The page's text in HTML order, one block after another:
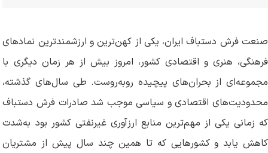
صنعت فرش دستباف ایران، یکی از کهن‌ترین و ارزشمندترین نمادهای
فرهنگی، هنری و اقتصادی کشور، امروز بیش از هر زمان دیگری با
مجموعه‌ای از بحران‌های پیچیده روبه‌روست. طی سال‌های گذشته،
محدودیت‌های اقتصادی و سیاسی موجب شد صادرات فرش دستباف
که زمانی یکی از مهم‌ترین منابع ارزآوری غیرنفتی کشور بود به‌شدت
کاهش یابد و کشورهایی که تا همین چند سال پیش از مشتریان